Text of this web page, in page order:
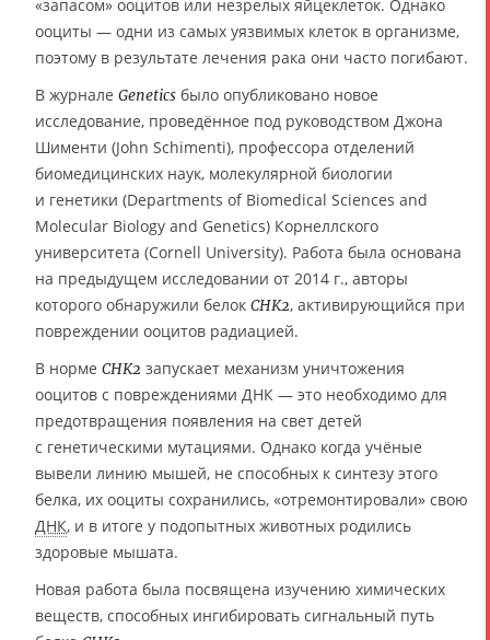
«запасом» ооцитов или незрелых яйцеклеток. Однако
ооциты — одни из самых уязвимых клеток в организме,
поэтому в результате лечения рака они часто погибают.
В журнале Genetics было опубликовано новое
исследование, проведённое под руководством Джона
Шименти (John Schimenti), профессора отделений
биомедицинских наук, молекулярной биологии
и генетики (Departments of Biomedical Sciences and
Molecular Biology and Genetics) Корнеллского
университета (Cornell University). Работа была основана
на предыдущем исследовании от 2014 г., авторы
которого обнаружили белок CHK2, активирующийся при
повреждении ооцитов радиацией.
В норме CHK2 запускает механизм уничтожения
ооцитов с повреждениями ДНК — это необходимо для
предотвращения появления на свет детей
с генетическими мутациями. Однако когда учёные
вывели линию мышей, не способных к синтезу этого
белка, их ооциты сохранились, «отремонтировали» свою
ДНК, и в итоге у подопытных животных родились
здоровые мышата.
Новая работа была посвящена изучению химических
веществ, способных ингибировать сигнальный путь